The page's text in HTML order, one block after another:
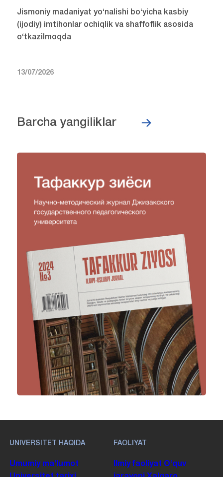
Jismoniy madaniyat yo‘nalishi bo‘yicha kasbiy
(ijodiy) imtihonlar ochiqlik va shaffoflik asosida
o‘tkazilmoqda
13/07/2026
Barcha yangiliklar
UNIVERSITET HAQIDA
Umumiy maʼlumot
FAOLIYAT
Ilmiy faoliyat Oʻquv